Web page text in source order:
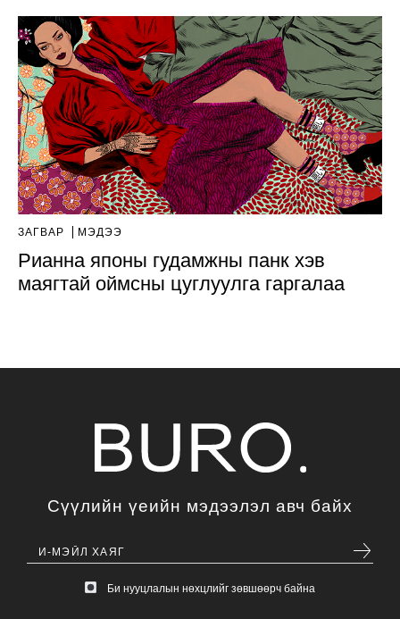
ЗАГВАР МЭДЭЭ
Рианна японы гудамжны панк хэв
маягтай оймсны цуглуулга гаргалаа
Сүүлийн үеийн мэдээлэл авч байх
Би нууцлалын нөхцлийг зөвшөөрч байна